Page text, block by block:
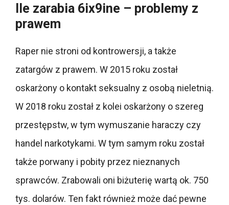
Ile zarabia 6ix9ine – problemy z
prawem
Raper nie stroni od kontrowersji, a także
zatargów z prawem. W 2015 roku został
oskarżony o kontakt seksualny z osobą nieletnią.
W 2018 roku został z kolei oskarżony o szereg
przestępstw, w tym wymuszanie haraczy czy
handel narkotykami. W tym samym roku został
także porwany i pobity przez nieznanych
sprawców. Zrabowali oni biżuterię wartą ok. 750
tys. dolarów. Ten fakt również może dać pewne